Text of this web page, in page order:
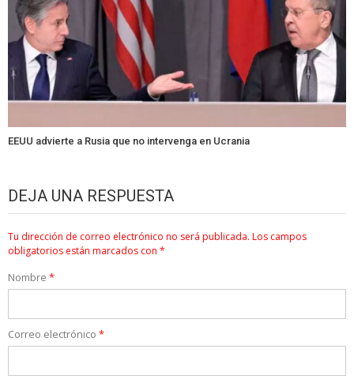
EEUU advierte a Rusia que no intervenga en Ucrania
DEJA UNA RESPUESTA
Tu dirección de correo electrónico no será publicada. Los campos
obligatorios están marcados con *
Nombre *
Correo electrónico *